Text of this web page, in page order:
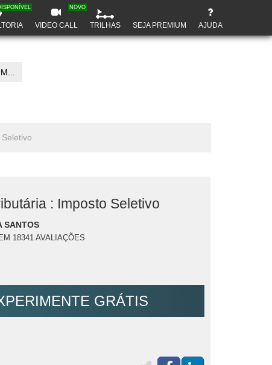
VIDEO CALL
NOVO
TRILHAS SEJA PREMIUM AJUDA
: Imposto Seletivo
SANTOS
EM 18341 AVALIAÇÕES
GRÁTIS